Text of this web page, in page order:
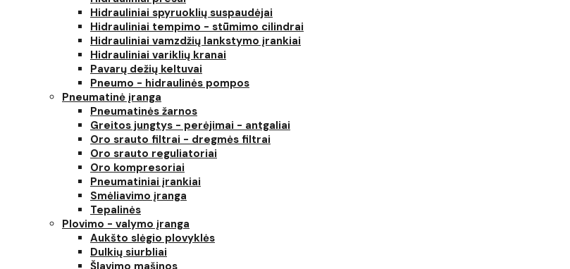
Hidrauliniai spyruoklių suspaudėjai
Hidrauliniai tempimo - stūmimo cilindrai
Hidrauliniai vamzdžių lankstymo įrankiai
Hidrauliniai variklių kranai
Pavarų dežių keltuvai
Pneumo - hidraulinės pompos
Pneumatinė įranga
Pneumatinės žarnos
Greitos jungtys - perėjimai - antgaliai
Oro srauto filtrai - dregmės filtrai
Oro srauto reguliatoriai
Oro kompresoriai
Pneumatiniai įrankiai
Smėliavimo įranga
Tepalinės
Plovimo - valymo įranga
Aukšto slėgio plovyklės
Dulkių siurbliai
Šlavimo mašinos